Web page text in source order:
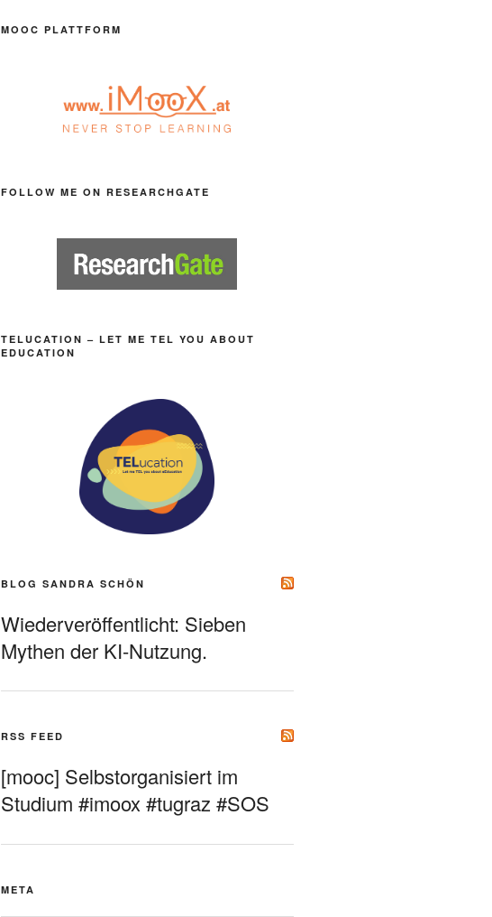
MOOC PLATTFORM
FOLLOW ME ON RESEARCHGATE
TELUCATION – LET ME TEL YOU ABOUT
EDUCATION
BLOG SANDRA SCHÖN
Wiederveröffentlicht: Sieben
Mythen der KI-Nutzung.
RSS FEED
[mooc] Selbstorganisiert im
Studium #imoox #tugraz #SOS
META